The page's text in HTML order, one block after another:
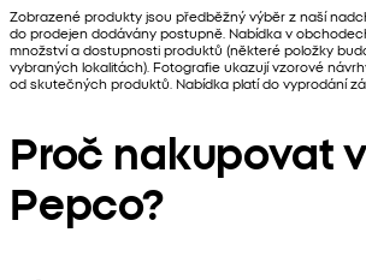
Zobrazené produkty jsou předběžný výběr z naší
do prodejen dodávány postupně. Nabídka v
množství a dostupnosti produktů (některé položky
vybraných lokalitách). Fotografie ukazují vzorové
od skutečných produktů. Nabídka platí do vyprodání
Proč nakupovat v
Pepco?